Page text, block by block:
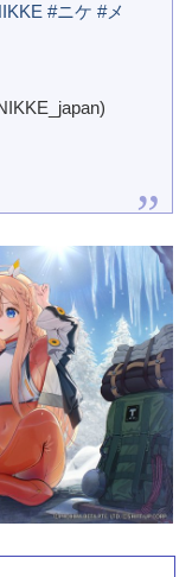
#ニケ #メ